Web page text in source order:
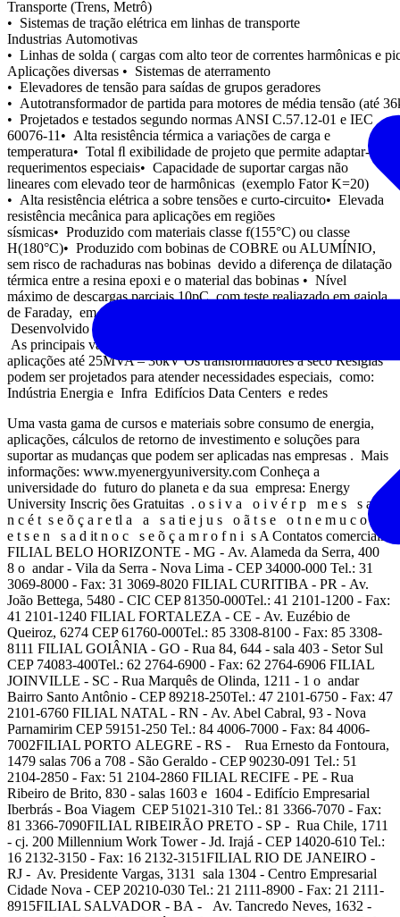
Transporte (Trens, Metrô)
• Sistemas de tração elétrica em linhas de transporte
Industrias Automotivas
• Linhas de solda ( cargas com alto teor de correntes harmônicas e
Aplicações diversas • Sistemas de aterramento
• Elevadores de tensão para saídas de grupos geradores
• Autotransformador de partida para motores de média tensão (até
• Projetados e testados segundo normas ANSI C.57.12-01 e IEC
60076-11• Alta resistência térmica a variações de carga e
temperatura• Total ﬂ exibilidade de projeto que permite adaptar-se a
requerimentos especiais• Capacidade de suportar cargas não
lineares com elevado teor de harmônicas (exemplo Fator K=20)
• Alta resistência elétrica a sobre tensões e curto-circuito• Elevada
resistência mecânica para aplicações em regiões
sísmicas• Produzido com materiais classe f(155°C) ou classe
H(180°C)• Produzido com bobinas de COBRE ou ALUMÍNIO,
sem risco de rachaduras nas bobinas devido a diferença de dilatação
térmica entre a resina epoxi e o material das bobinas • Nível
máximo de descargas parciais 10pC, com teste realiazado em gaiola
de Faraday, em 100% dos transformadores fabricados. Resiglas –
Desenvolvido para aplicações especiais Resiglas –
As principais vantagens Resiglas – A solução perfeita para
aplicações até 25MVA – 36kV Os transformadores a seco Resiglas
podem ser projetados para atender necessidades especiais, como:
Indústria Energia e Infra Edifícios Data Centers e redes
Uma vasta gama de cursos e materiais sobre consumo de energia,
aplicações, cálculos de retorno de investimento e soluções para
suportar as mudanças que podem ser aplicadas nas empresas . Mais
informações: www.myenergyuniversity.com Conheça a
universidade do futuro do planeta e da sua empresa: Energy
University Inscriç ões Gratuitas . o s i v a o i v é r p m e s s a c i
n c é t s e õ ç a r e tl a a s a ti e j u s o ã t s e o t n e m u c o d
e t s e n s a d it n o c s e õ ç a m r o f n i s A Contatos comerciais
FILIAL BELO HORIZONTE - MG - Av. Alameda da Serra, 400
8 o andar - Vila da Serra - Nova Lima - CEP 34000-000 Tel.: 31
3069-8000 - Fax: 31 3069-8020 FILIAL CURITIBA - PR - Av.
João Bettega, 5480 - CIC CEP 81350-000Tel.: 41 2101-1200 - Fax:
41 2101-1240 FILIAL FORTALEZA - CE - Av. Euzébio de
Queiroz, 6274 CEP 61760-000Tel.: 85 3308-8100 - Fax: 85 3308-
8111 FILIAL GOIÂNIA - GO - Rua 84, 644 - sala 403 - Setor Sul
CEP 74083-400Tel.: 62 2764-6900 - Fax: 62 2764-6906 FILIAL
JOINVILLE - SC - Rua Marquês de Olinda, 1211 - 1 o andar
Bairro Santo Antônio - CEP 89218-250Tel.: 47 2101-6750 - Fax: 47
2101-6760 FILIAL NATAL - RN - Av. Abel Cabral, 93 - Nova
Parnamirim CEP 59151-250 Tel.: 84 4006-7000 - Fax: 84 4006-
7002FILIAL PORTO ALEGRE - RS - Rua Ernesto da Fontoura,
1479 salas 706 a 708 - São Geraldo - CEP 90230-091 Tel.: 51
2104-2850 - Fax: 51 2104-2860 FILIAL RECIFE - PE - Rua
Ribeiro de Brito, 830 - salas 1603 e 1604 - Edifício Empresarial
Iberbrás - Boa Viagem CEP 51021-310 Tel.: 81 3366-7070 - Fax:
81 3366-7090FILIAL RIBEIRÃO PRETO - SP - Rua Chile, 1711
- cj. 200 Millennium Work Tower - Jd. Irajá - CEP 14020-610 Tel.:
16 2132-3150 - Fax: 16 2132-3151FILIAL RIO DE JANEIRO -
RJ - Av. Presidente Vargas, 3131 sala 1304 - Centro Empresarial
Cidade Nova - CEP 20210-030 Tel.: 21 2111-8900 - Fax: 21 2111-
8915FILIAL SALVADOR - BA - Av. Tancredo Neves, 1632 -